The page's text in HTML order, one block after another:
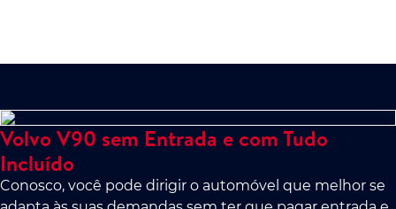
Volvo V90 sem Entrada e com Tudo
Incluído
Conosco, você pode dirigir o automóvel que melhor se